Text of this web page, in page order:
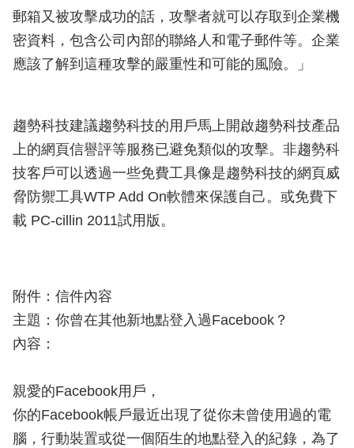
郵箱又被攻擊成功的話，攻擊者就可以存取到企業機
密資料，包含公司內部的聯絡人和電子郵件等。企業
應該了解到這種攻擊的嚴重性和可能的風險。」
趨勢科技建議趨勢科技的用戶馬上開啟趨勢科技產品
上的網頁信譽評等服務已避免類似的攻擊。非趨勢科
技客戶可以透過一些免費工具像是趨勢科技的網頁威
脅防禦工具WTP Add On軟體來保護自己。或免費下
載 PC-cillin 2011試用版。
附件：信件內容
主題：你曾在其他新地點登入過Facebook？
內容：
親愛的Facebook用戶，
你的Facebook帳戶最近出現了從你未曾使用過的電
腦，行動裝置或從一個陌生的地點登入的紀錄，為了